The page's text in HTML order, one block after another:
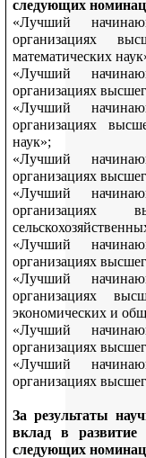
следующих
«Лучший
организациях
математических
«Лучший
организациях
«Лучший
организациях
наук»;
«Лучший
организациях
«Лучший
организациях
«Лучший
организациях
«Лучший
организациях
экономических и
«Лучший
организациях
«Лучший
организациях
За результаты
вклад в развитие
следующих